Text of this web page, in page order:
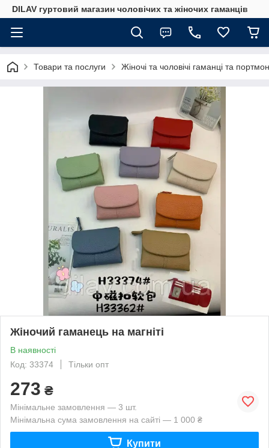
DILAV гуртовий магазин чоловічих та жіночих гаманців
Товари та послуги Жіночі та чоловічі гаманці та
Жіночий гаманець на магніті
В наявності
Код: 33374
Тільки опт
273 ₴
Мінімальне замовлення — 3 шт.
Мінімальна сума замовлення на сайті — 1 000 ₴
Купити